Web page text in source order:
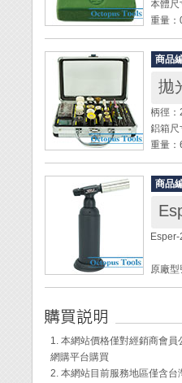
◆ 電子
◆ 左右
◆ 具安
◆ 操
◆ GS/
[使用
2.將
氣。
3.等
4.靜置
步驟
1.請
4.按
步驟
本體
重量
用途
◆ 適合
商品
拋
柄徑
鋁箱
重量
建議
◆ 綜合
◆ 上
商品
原廠
瓦斯
1. 噴
1. 本網站價格僅對經銷商會
網購平台購買
2. 本網站目前服務地區僅含